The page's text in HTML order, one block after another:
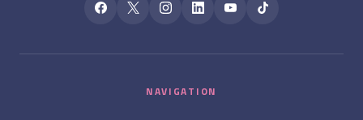
NAVIGATION